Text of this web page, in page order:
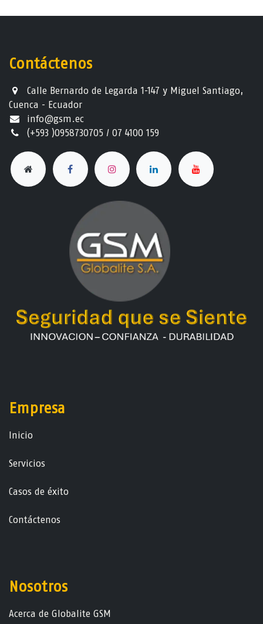
Contáctenos
Calle Bernardo de Legarda 1-147 y Miguel Santiago,
Cuenca - Ecuador
info@gsm.ec​
(+593 )0958730705 / 07 4100 159
Empresa
Ini​ci​o
Servicios
Casos de éxito
Contáctenos
Nosotros
Acerca de Globalite GSM